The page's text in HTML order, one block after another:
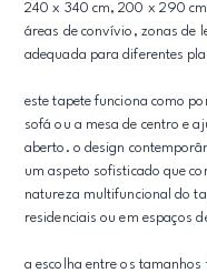
240 x 340 cm, 200 x 290
áreas de convívio, zonas de
adequada para diferentes
este tapete funciona como
sofá ou a mesa de centro e
aberto. o design
um aspeto sofisticado que
natureza multifuncional do
residenciais ou em espaços
a escolha entre os